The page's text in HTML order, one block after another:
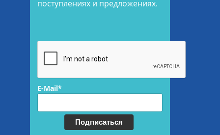
поступлениях и предложениях.
E-Mail*
Подписаться